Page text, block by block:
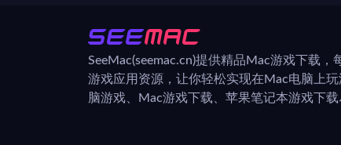
SeeMac(seemac.cn)提供精品Mac游戏下载，
游戏应用资源，让你轻松实现在Mac电脑上
脑游戏、Mac游戏下载、苹果笔记本游戏下载